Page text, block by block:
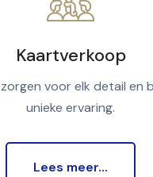
Kaartverkoop
voor elk detail en
unieke ervaring.
Lees meer...